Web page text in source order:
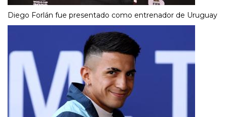
Diego Forlán fue presentado como entrenador de Uruguay